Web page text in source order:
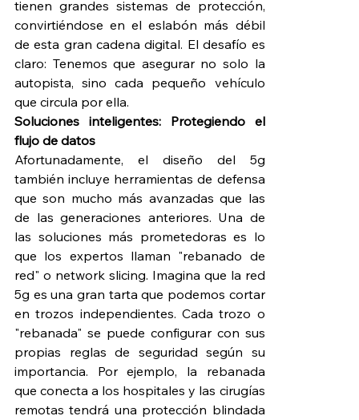
tienen grandes sistemas de protección,
convirtiéndose en el eslabón más débil
de esta gran cadena digital. El desafío es
claro: Tenemos que asegurar no solo la
autopista, sino cada pequeño vehículo
que circula por ella.
Soluciones inteligentes: Protegiendo el
flujo de datos
Afortunadamente, el diseño del 5g
también incluye herramientas de defensa
que son mucho más avanzadas que las
de las generaciones anteriores. Una de
las soluciones más prometedoras es lo
que los expertos llaman "rebanado de
red" o network slicing. Imagina que la red
5g es una gran tarta que podemos cortar
en trozos independientes. Cada trozo o
"rebanada" se puede configurar con sus
propias reglas de seguridad según su
importancia. Por ejemplo, la rebanada
que conecta a los hospitales y las cirugías
remotas tendrá una protección blindada